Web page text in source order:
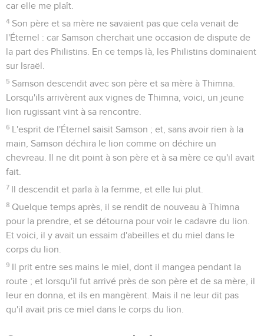
car elle me plaît.
4 Son père et sa mère ne savaient pas que cela venait de
l'Éternel : car Samson cherchait une occasion de dispute de
la part des Philistins. En ce temps là, les Philistins dominaient
sur Israël.
5 Samson descendit avec son père et sa mère à Thimna.
Lorsqu'ils arrivèrent aux vignes de Thimna, voici, un jeune
lion rugissant vint à sa rencontre.
6 L'esprit de l'Éternel saisit Samson ; et, sans avoir rien à la
main, Samson déchira le lion comme on déchire un
chevreau. Il ne dit point à son père et à sa mère ce qu'il avait
fait.
7 Il descendit et parla à la femme, et elle lui plut.
8 Quelque temps après, il se rendit de nouveau à Thimna
pour la prendre, et se détourna pour voir le cadavre du lion.
Et voici, il y avait un essaim d'abeilles et du miel dans le
corps du lion.
9 Il prit entre ses mains le miel, dont il mangea pendant la
route ; et lorsqu'il fut arrivé près de son père et de sa mère, il
leur en donna, et ils en mangèrent. Mais il ne leur dit pas
qu'il avait pris ce miel dans le corps du lion.